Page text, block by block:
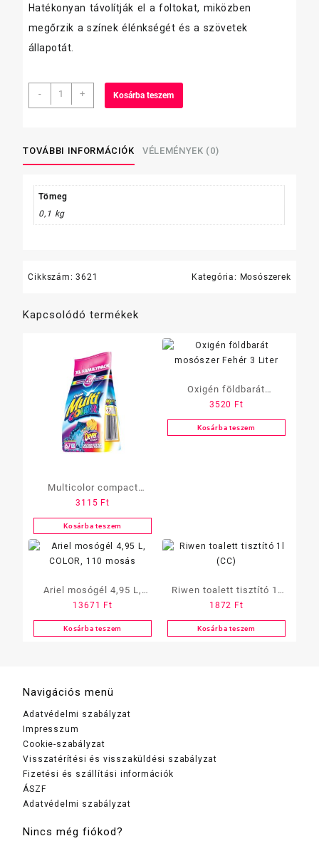
Hatékonyan távolítják el a foltokat, miközben
megőrzik a színek élénkségét és a szövetek
állapotát.
-
K2r
színfogó
db-
os
+ Kosárba teszem
TOVÁBBI INFORMÁCIÓK VÉLEMÉNYEK (0)
Tömeg
0,1 kg
Cikkszám:3621 Kategória: Mosószerek
Kapcsolódó termékek
Multicolor compact
mosópor 5 kg zacskós
3115 Ft
Kosárba teszem
Oxigén földbarát
mosószer Fehér 3 Liter
3520 Ft
Kosárba teszem
Ariel mosógél 4,95 L,
COLOR, 110 mosás
13671 Ft
Kosárba teszem
Riwen toalett tisztító 1l
(CC)
1872 Ft
Kosárba teszem
Navigációs menü
Adatvédelmi szabályzat
Impresszum
Cookie-szabályzat
Visszatérítési és visszaküldési szabályzat
Fizetési és szállítási információk
ÁSZF
Adatvédelmi szabályzat
Nincs még fiókod?